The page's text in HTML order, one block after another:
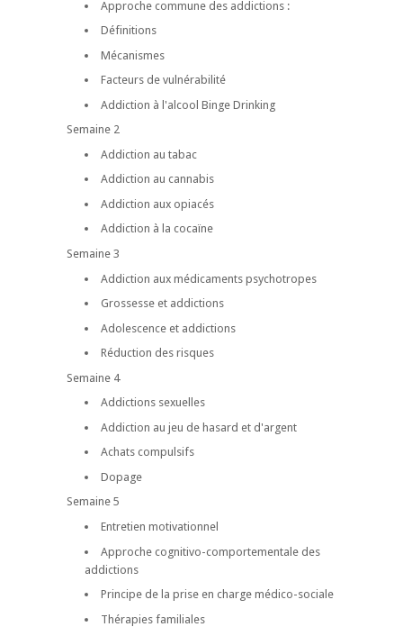
Approche commune des addictions :
Définitions
Mécanismes
Facteurs de vulnérabilité
Addiction à l'alcool Binge Drinking
Semaine 2
Addiction au tabac
Addiction au cannabis
Addiction aux opiacés
Addiction à la cocaïne
Semaine 3
Addiction aux médicaments psychotropes
Grossesse et addictions
Adolescence et addictions
Réduction des risques
Semaine 4
Addictions sexuelles
Addiction au jeu de hasard et d'argent
Achats compulsifs
Dopage
Semaine 5
Entretien motivationnel
Approche cognitivo-comportementale des
addictions
Principe de la prise en charge médico-sociale
Thérapies familiales